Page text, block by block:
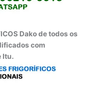
Dako de todos os
com
Itu.